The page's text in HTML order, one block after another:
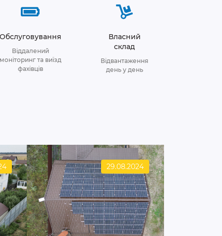
Віддалений
та виїзд
фахівців
Власний
склад
Відвантаження
день у день
29.08.2024